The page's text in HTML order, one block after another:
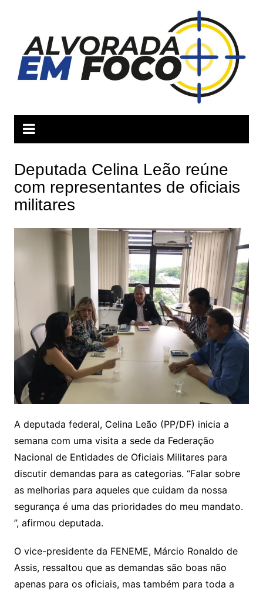
conteúdo
Deputada Celina Leão reúne
com representantes de oficiais
militares
A deputada federal, Celina Leão (PP/DF) inicia a
semana com uma visita a sede da Federação
Nacional de Entidades de Oficiais Militares para
discutir demandas para as categorias. “Falar sobre
as melhorias para aqueles que cuidam da nossa
segurança é uma das prioridades do meu mandato.
”, afirmou deputada.
O vice-presidente da FENEME, Márcio Ronaldo de
Assis, ressaltou que as demandas são boas não
apenas para os oficiais, mas também para toda a